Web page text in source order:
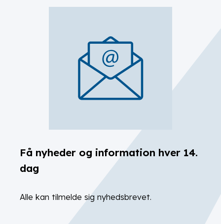
Få nyheder og information hver 14.
dag
Alle kan tilmelde sig nyhedsbrevet.